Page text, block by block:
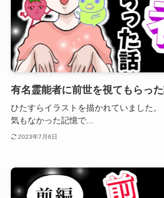
有名霊能者に前世を視てもらった
ひたすらイラストを描かれていました
気もなかった記憶で...
2023年7月6日